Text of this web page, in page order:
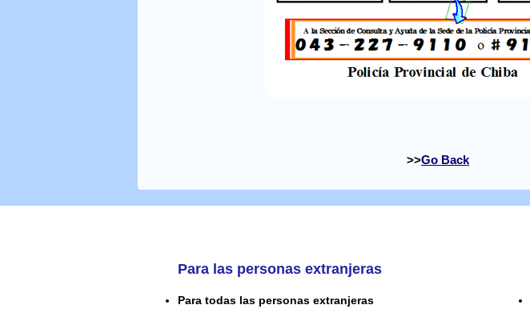
Go Back
Para las personas extranjeras
Para todas las personas extranjeras